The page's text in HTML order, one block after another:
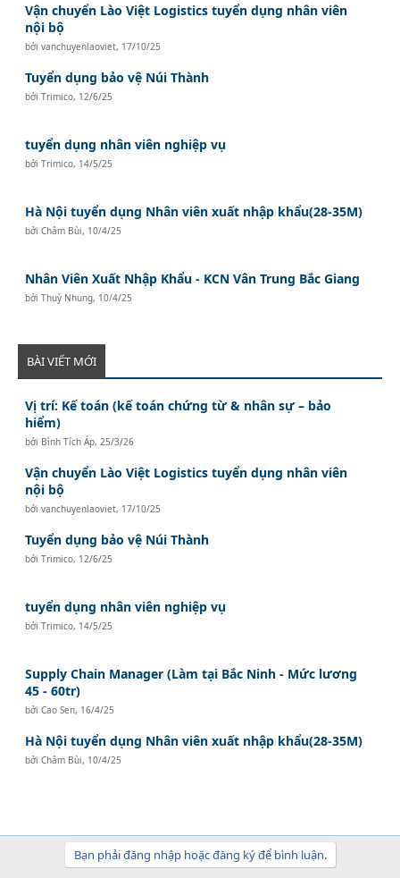
Vận chuyển Lào Việt Logistics tuyển dụng nhân viên
nội bộ
bởivanchuyenlaoviet, 17/10/25
Tuyển dụng bảo vệ Núi Thành
bởiTrimico, 12/6/25
tuyển dụng nhân viên nghiệp vụ
bởiTrimico, 14/5/25
Hà Nội tuyển dụng Nhân viên xuất nhập khẩu(28-35M)
bởiChâm Bùi, 10/4/25
Nhân Viên Xuất Nhập Khẩu - KCN Vân Trung Bắc Giang
bởiThuỳ Nhung, 10/4/25
BÀI VIẾT MỚI
Vị trí: Kế toán (kế toán chứng từ & nhân sự – bảo
hiểm)
bởi Bình Tích Áp, 25/3/26
Vận chuyển Lào Việt Logistics tuyển dụng nhân viên
nội bộ
bởivanchuyenlaoviet, 17/10/25
Tuyển dụng bảo vệ Núi Thành
bởiTrimico, 12/6/25
tuyển dụng nhân viên nghiệp vụ
bởiTrimico, 14/5/25
Supply Chain Manager (Làm tại Bắc Ninh - Mức lương
45 - 60tr)
bởiCao Sen, 16/4/25
Hà Nội tuyển dụng Nhân viên xuất nhập khẩu(28-35M)
bởiChâm Bùi, 10/4/25
Bạn phải đăng nhập hoặc đăng ký để bình luận.